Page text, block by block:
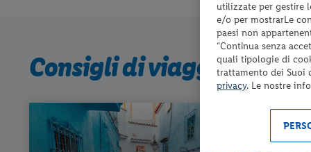
Consigli di viaggio
utilizzate per gestire
e/o per mostrarLe
paesi non
“Continua senza
quali tipologie di
trattamento dei Suoi
privacy. Le nostre